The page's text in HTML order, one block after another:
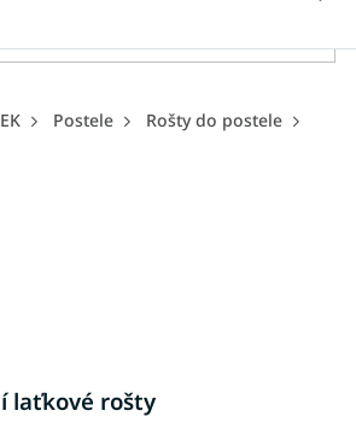
Postele
Rošty do postele
laťkové rošty